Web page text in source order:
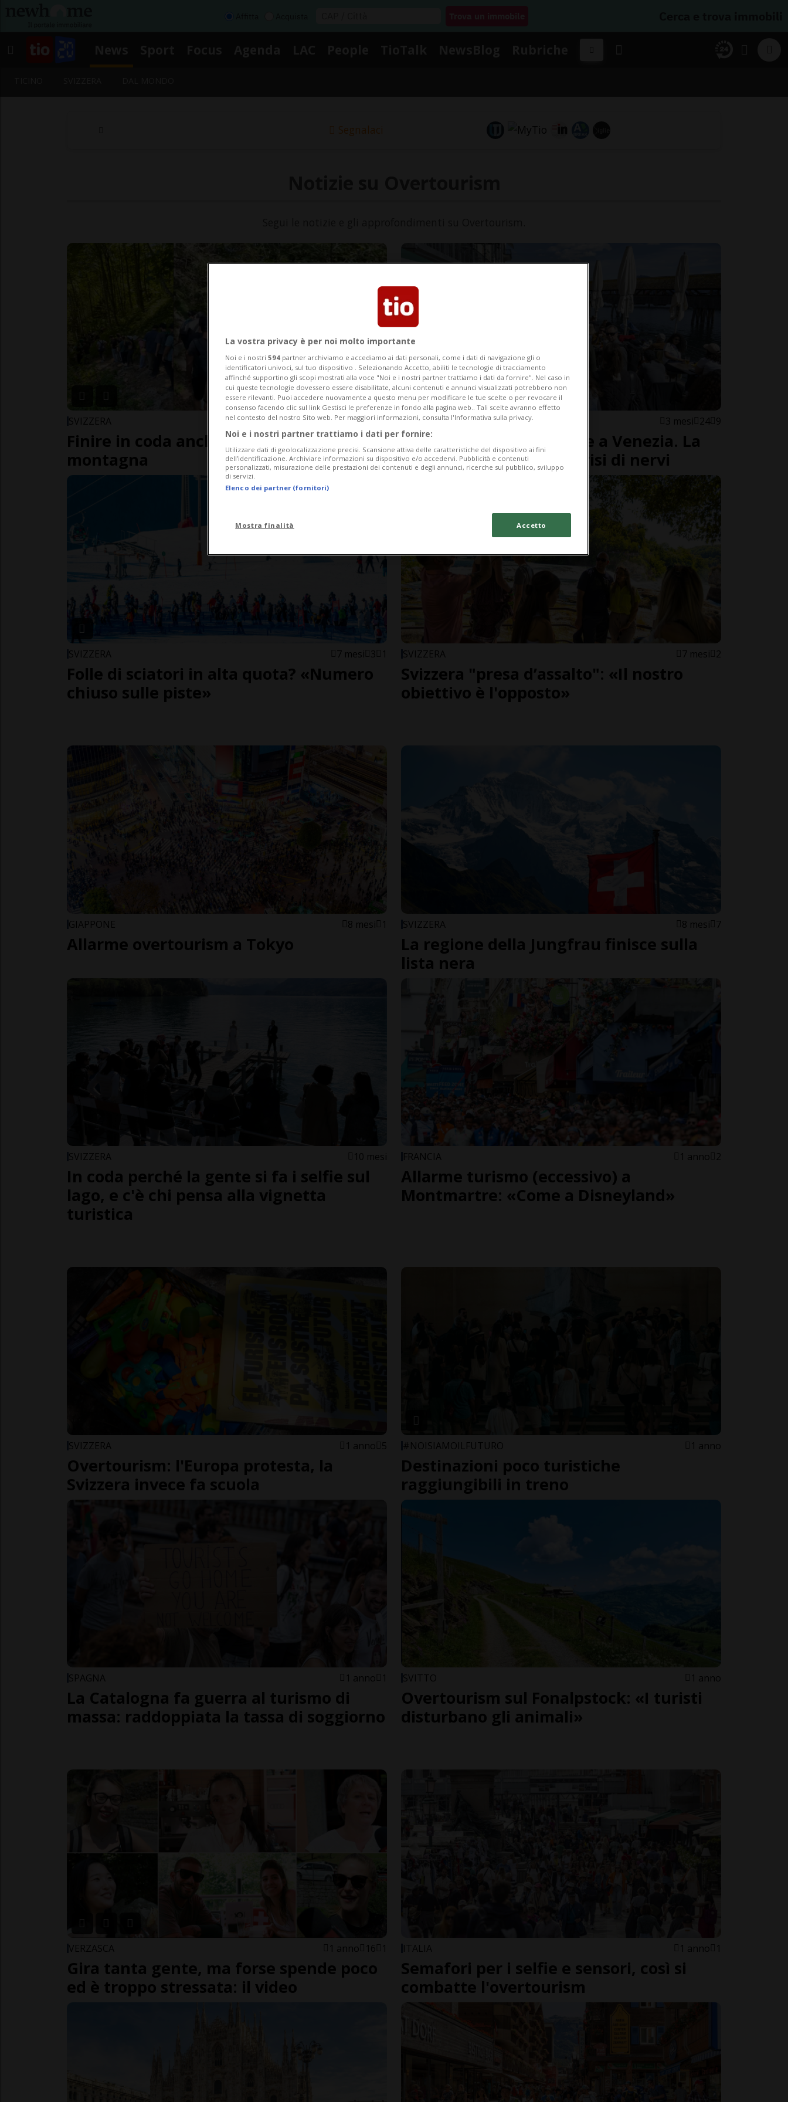
Segnalaci
SVIZZERA 2 mesi 10 43
Finire in coda anche sul sentiero in
montagna
SVIZZERA 3 mesi 24 9
A Lucerna più turisti che a Venezia. La
città è sull'orlo di una crisi di nervi
SVIZZERA 7 mesi 3 1
Folle di sciatori in alta quota? «Numero
chiuso sulle piste»
SVIZZERA 7 mesi 2
Svizzera "presa d’assalto": «Il nostro
obiettivo è l'opposto»
GIAPPONE 8 mesi 1
Allarme overtourism a Tokyo
SVIZZERA 8 mesi 7
La regione della Jungfrau finisce sulla
lista nera
SVIZZERA 10 mesi
In coda perché la gente si fa i selfie sul
lago, e c'è chi pensa alla vignetta
turistica
FRANCIA 1 anno 2
Allarme turismo (eccessivo) a
Montmartre: «Come a Disneyland»
SVIZZERA 1 anno 5
Overtourism: l'Europa protesta, la
Svizzera invece fa scuola
#NOISIAMOILFUTURO 1 anno
Destinazioni poco turistiche
raggiungibili in treno
SPAGNA 1 anno 1
La Catalogna fa guerra al turismo di
massa: raddoppiata la tassa di soggiorno
SVITTO 1 anno
Overtourism sul Fonalpstock: «I turisti
disturbano gli animali»
VERZASCA 1 anno 16 1
Gira tanta gente, ma forse spende poco
ed è troppo stressata: il video
ITALIA 1 anno 1
Semafori per i selfie e sensori, così si
combatte l'overtourism
La vostra privacy è per noi molto importante
Noi e i nostri 594 partner archiviamo e accediamo ai dati personali, come i dati di navigazione gli o
identificatori univoci, sul tuo dispositivo . Selezionando Accetto, abiliti le tecnologie di tracciamento
affinché supportino gli scopi mostrati alla voce "Noi e i nostri partner trattiamo i dati da fornire". Nel caso in
cui queste tecnologie dovessero essere disabilitate, alcuni contenuti e annunci visualizzati potrebbero non
essere rilevanti. Puoi accedere nuovamente a questo menu per modificare le tue scelte o per revocare il
consenso facendo clic sul link Gestisci le preferenze in fondo alla pagina web.. Tali scelte avranno effetto
nel contesto del nostro Sito web. Per maggiori informazioni, consulta l'Informativa sulla privacy.
Noi e i nostri partner trattiamo i dati per fornire:
Utilizzare dati di geolocalizzazione precisi. Scansione attiva delle caratteristiche del dispositivo ai fini
dell’identificazione. Archiviare informazioni su dispositivo e/o accedervi. Pubblicità e contenuti
personalizzati, misurazione delle prestazioni dei contenuti e degli annunci, ricerche sul pubblico, sviluppo
di servizi.
Elenco dei partner (fornitori)
Mostra finalità Accetto